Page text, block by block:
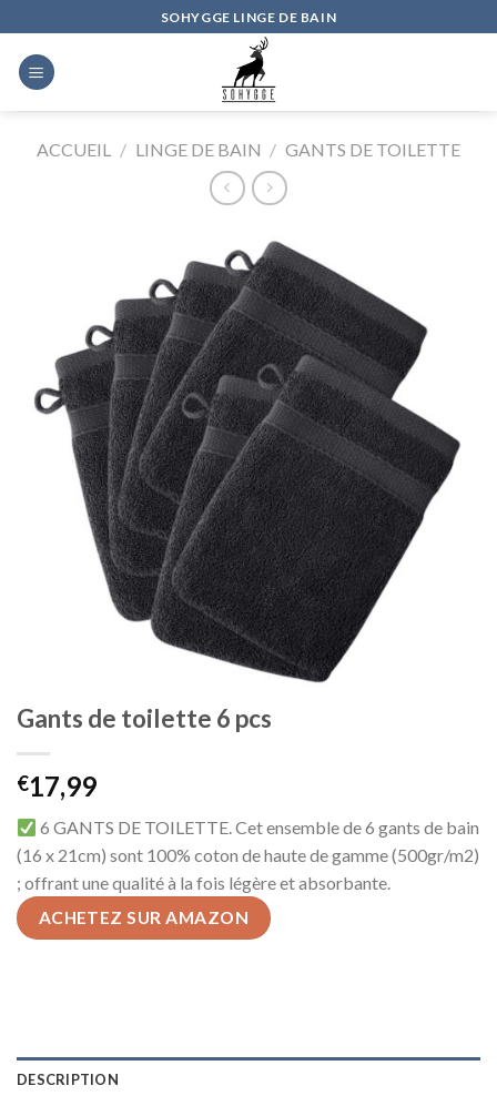
content
SOHYGGE LINGE DE BAIN
ACCUEIL / LINGE DE BAIN / GANTS DE TOILETTE
Gants de toilette 6 pcs
€17,99
6 GANTS DE TOILETTE. Cet ensemble de 6 gants de bain
(16 x 21cm) sont 100% coton de haute de gamme (500gr/m2)
; offrant une qualité à la fois légère et absorbante.
ACHETEZ SUR AMAZON
DESCRIPTION